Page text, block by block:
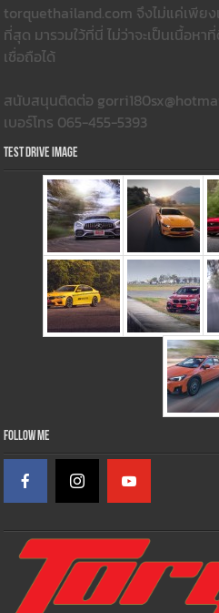
torquethailand.com จึงไม่แค่เพียง
ที่สุด มารวมใว้ที่นี่ ไม่ว่าจะเป็นเนื้อ
เชื่อถือได้
สนับสนุนติดต่อ
เบอร์โทร 065-455-5393
Test Drive Image
Follow Me